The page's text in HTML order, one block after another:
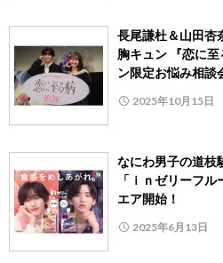
長尾謙杜＆山田杏
胸キュン 『恋に
ン限定お悩み相談
2025年10月15日
なにわ男子の道
「ｉｎゼリーフ
エア開始！
2025年6月13日